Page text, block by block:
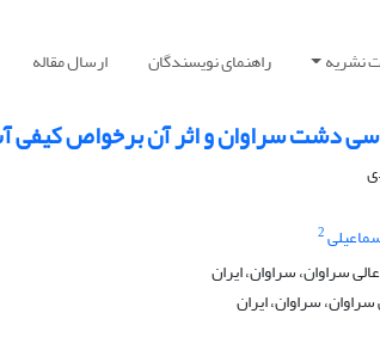
نشریه راهنمای نویسندگان ارسال مقاله
دشت سراوان و اثر آن برخواص کیفی
2
سراوان، سراوان، ایران
سراوان، ایران